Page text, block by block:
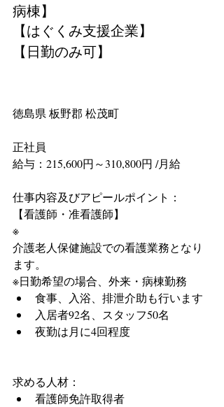
病棟】
【はぐくみ支援企業】
【日勤のみ可】
徳島県 板野郡 松茂町
正社員
給与：215,600円～310,800円 /月給
仕事内容及びアピールポイント：
【看護師・准看護師】
※
介護老人保健施設での看護業務となり
ます。
※日勤希望の場合、外来・病棟勤務
食事、入浴、排泄介助も行います
入居者92名、スタッフ50名
夜勤は月に4回程度
求める人材：
看護師免許取得者